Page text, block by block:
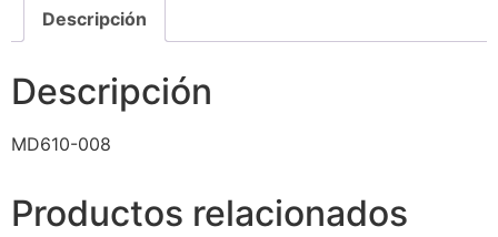
Descripción
Descripción
MD610-008
Productos relacionados